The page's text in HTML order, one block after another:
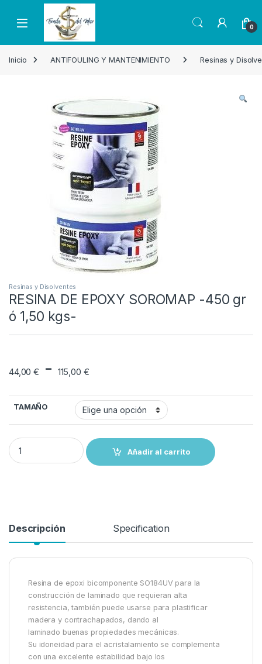
Skip to navigation
Skip to content
Open 0
Inicio ANTIFOULING Y MANTENIMIENTO Resinas y
Resinas y Disolventes
RESINA DE EPOXY SOROMAP -450 gr
ó 1,50 kgs-
44,00€ - 115,00 €Rango de precios:
TAMAÑO
RESINA DE EPOXY SOROMAP -450 gr ó 1,50 kgs- quantity
Añadir al carrito
Descripción Specification
Resina de epoxi bicomponente SO184UV para la
construcción de laminado que requieran alta
resistencia, también puede usarse para plastificar
madera y contrachapados, dando al
laminado buenas propiedades mecánicas.
Su idoneidad para el acristalamiento se complementa
con una excelente estabilidad bajo los